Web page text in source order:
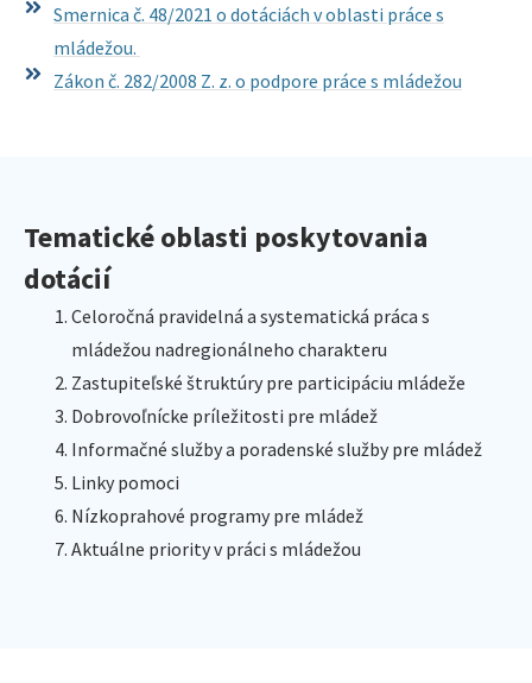
Smernica č. 48/2021 o dotáciách v oblasti práce s
mládežou.
Zákon č. 282/2008 Z. z. o podpore práce s mládežou
Tematické oblasti poskytovania
dotácií
Celoročná pravidelná a systematická práca s
mládežou nadregionálneho charakteru
Zastupiteľské štruktúry pre participáciu mládeže
Dobrovoľnícke príležitosti pre mládež
Informačné služby a poradenské služby pre mládež
Linky pomoci
Nízkoprahové programy pre mládež
Aktuálne priority v práci s mládežou